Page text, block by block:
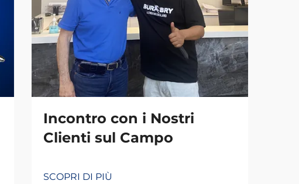
Incontro con i Nostri
Clienti sul Campo
SCOPRI DI PIÙ